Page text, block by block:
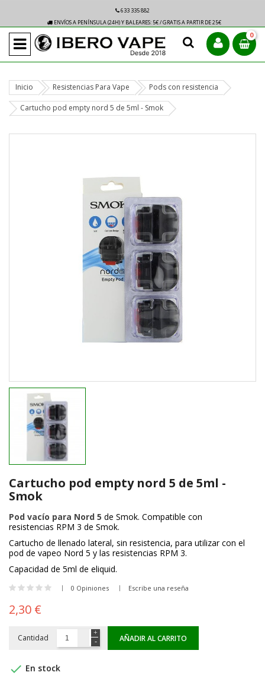
633 335 882
ENVÍOS A PENÍNSULA (24H) Y BALEARES: 5€ / GRATIS A PARTIR DE 25€
0
Inicio Resistencias Para Vape Pods con resistencia
Cartucho pod empty nord 5 de 5ml - Smok
Cartucho pod empty nord 5 de 5ml -
Smok
Pod vacío para Nord 5 de Smok. Compatible con
resistencias RPM 3 de Smok.
Cartucho de llenado lateral, sin resistencia, para utilizar con el
pod de vapeo Nord 5 y las resistencias RPM 3.
Capacidad de 5ml de eliquid.
0 Opiniones Escribe una reseña
2,30 €
Cantidad AÑADIR AL CARRITO
 En stock